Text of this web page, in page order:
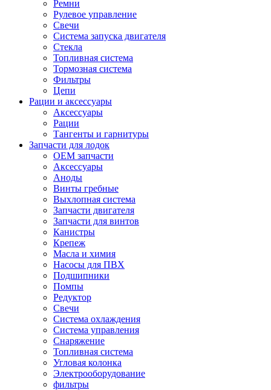
Ремни
Рулевое управление
Свечи
Система запуска двигателя
Стекла
Топливная система
Тормозная система
Фильтры
Цепи
Рации и аксессуары
Аксессуары
Рации
Тангенты и гарнитуры
Запчасти для лодок
OEM запчасти
Аксессуары
Аноды
Винты гребные
Выхлопная система
Запчасти двигателя
Запчасти для винтов
Канистры
Крепеж
Масла и химия
Насосы для ПВХ
Подшипники
Помпы
Редуктор
Свечи
Система охлаждения
Система управления
Снаряжение
Топливная система
Угловая колонка
Электрооборудование
фильтры